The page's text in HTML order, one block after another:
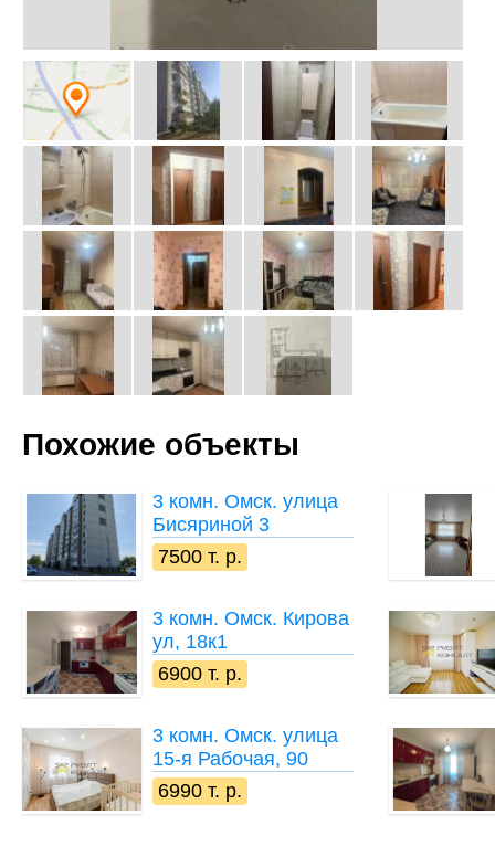
Похожие объекты
3 комн. Омск. улица
Бисяриной 3
7500 т. р.
3 комн. Омск. Кирова
ул, 18к1
6900 т. р.
3 комн. Омск. улица
15-я Рабочая, 90
6990 т. р.